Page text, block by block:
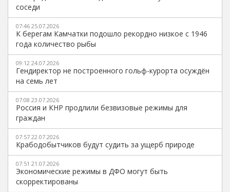
соседи
07:46 25.07.2026
К берегам Камчатки подошло рекордно низкое с 1946
года количество рыбы
09:12 24.07.2026
Гендиректор не построенного гольф-курорта осуждён
на семь лет
07:08 23.07.2026
Россия и КНР продлили безвизовые режимы для
граждан
07:57 22.07.2026
Крабодобытчиков будут судить за ущерб природе
07:51 21.07.2026
Экономические режимы в ДФО могут быть
скорректированы